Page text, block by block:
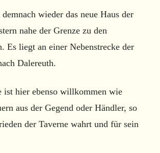
wieder das neue Haus der
nahe der Grenze zu den
Es liegt an einer Nebenstrecke der
Dalereuth.
ist hier ebenso willkommen wie
aus der Gegend oder Händler, so
der Taverne wahrt und für sein